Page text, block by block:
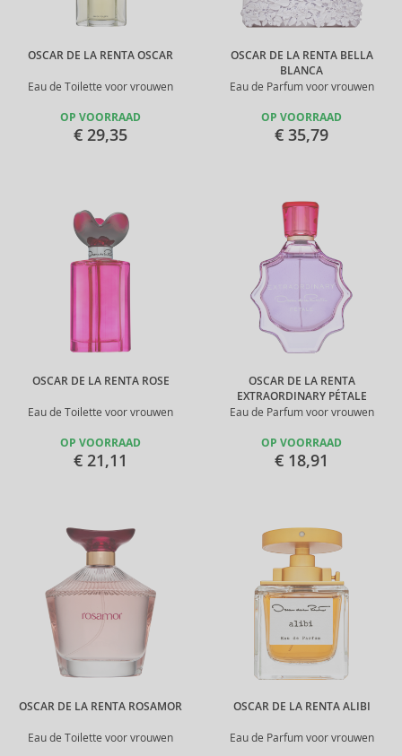
OSCAR DE LA RENTA OSCAR
Eau de Toilette voor vrouwen
OP VOORRAAD
€ 29,35
OSCAR DE LA RENTA BELLA
BLANCA
Eau de Parfum voor vrouwen
OP VOORRAAD
€ 35,79
OSCAR DE LA RENTA ROSE
Eau de Toilette voor vrouwen
OP VOORRAAD
€ 21,11
OSCAR DE LA RENTA
EXTRAORDINARY PÉTALE
Eau de Parfum voor vrouwen
OP VOORRAAD
€ 18,91
OSCAR DE LA RENTA ROSAMOR
Eau de Toilette voor vrouwen
OSCAR DE LA RENTA ALIBI
Eau de Parfum voor vrouwen